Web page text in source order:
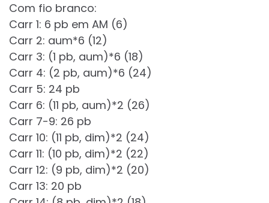
Com fio branco:
Carr 1: 6 pb em AM (6)
Carr 2: aum*6 (12)
Carr 3: (1 pb, aum)*6 (18)
Carr 4: (2 pb, aum)*6 (24)
Carr 5: 24 pb
Carr 6: (11 pb, aum)*2 (26)
Carr 7-9: 26 pb
Carr 10: (11 pb, dim)*2 (24)
Carr 11: (10 pb, dim)*2 (22)
Carr 12: (9 pb, dim)*2 (20)
Carr 13: 20 pb